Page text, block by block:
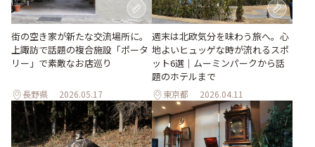
街の空き家が新たな交流場所に。
上諏訪で話題の複合施設「ポータ
リー」で素敵なお店巡り
長野県 2026.05.17
週末は北欧気分を味わう旅へ。心
地よいヒュッゲな時が流れるスポ
ット6選｜ムーミンパークから話
題のホテルまで
東京都 2026.04.11